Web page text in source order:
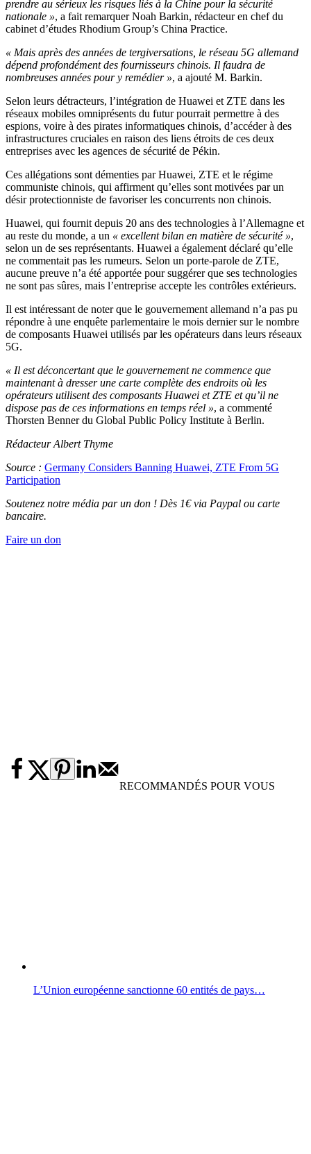
prendre au sérieux les risques liés à la Chine pour la sécurité
nationale », a fait remarquer Noah Barkin, rédacteur en chef du
cabinet d’études Rhodium Group’s China Practice.
« Mais après des années de tergiversations, le réseau 5G allemand
dépend profondément des fournisseurs chinois. Il faudra de
nombreuses années pour y remédier », a ajouté M. Barkin.
Selon leurs détracteurs, l’intégration de Huawei et ZTE dans les
réseaux mobiles omniprésents du futur pourrait permettre à des
espions, voire à des pirates informatiques chinois, d’accéder à des
infrastructures cruciales en raison des liens étroits de ces deux
entreprises avec les agences de sécurité de Pékin.
Ces allégations sont démenties par Huawei, ZTE et le régime
communiste chinois, qui affirment qu’elles sont motivées par un
désir protectionniste de favoriser les concurrents non chinois.
Huawei, qui fournit depuis 20 ans des technologies à l’Allemagne et
au reste du monde, a un « excellent bilan en matière de sécurité »,
selon un de ses représentants. Huawei a également déclaré qu’elle
ne commentait pas les rumeurs. Selon un porte-parole de ZTE,
aucune preuve n’a été apportée pour suggérer que ses technologies
ne sont pas sûres, mais l’entreprise accepte les contrôles extérieurs.
Il est intéressant de noter que le gouvernement allemand n’a pas pu
répondre à une enquête parlementaire le mois dernier sur le nombre
de composants Huawei utilisés par les opérateurs dans leurs réseaux
5G.
« Il est déconcertant que le gouvernement ne commence que
maintenant à dresser une carte complète des endroits où les
opérateurs utilisent des composants Huawei et ZTE et qu’il ne
dispose pas de ces informations en temps réel », a commenté
Thorsten Benner du Global Public Policy Institute à Berlin.
Rédacteur Albert Thyme
Source : Germany Considers Banning Huawei, ZTE From 5G
Participation
Soutenez notre média par un don ! Dès 1€ via Paypal ou carte
bancaire.
Faire un don
RECOMMANDÉS POUR VOUS
L’Union européenne sanctionne 60 entités de pays…